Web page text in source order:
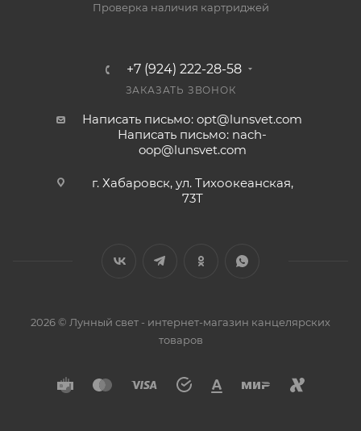
Проверка наличия картриджей
+7 (924) 222-28-58
ЗАКАЗАТЬ ЗВОНОК
Написать письмо: opt@lunsvet.com
Написать письмо: nach-
oop@lunsvet.com
г. Хабаровск, ул. Тихоокеанская,
73Т
2026 © Лунный свет - интернет-магазин канцелярских
товаров